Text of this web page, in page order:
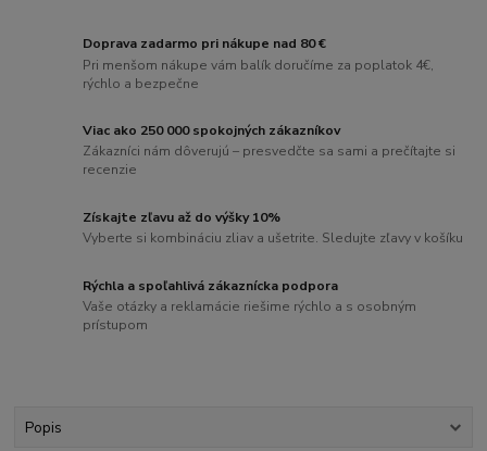
Doprava zadarmo pri nákupe nad 80 €
Pri menšom nákupe vám balík doručíme za poplatok 4€,
rýchlo a bezpečne
Viac ako 250 000 spokojných zákazníkov
Zákazníci nám dôverujú – presvedčte sa sami a prečítajte si
recenzie
Získajte zľavu až do výšky 10%
Vyberte si kombináciu zliav a ušetrite. Sledujte zľavy v košíku
Rýchla a spoľahlivá zákaznícka podpora
Vaše otázky a reklamácie riešime rýchlo a s osobným
prístupom
Popis